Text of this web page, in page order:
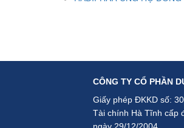
CÔNG TY CỔ PHẦN
Giấy phép ĐKKD số:
Tài chính Hà Tĩnh cấp